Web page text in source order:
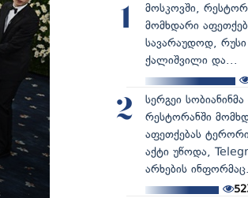
1
მოსკოვში,
მომხდარი
სავარაუდოდ,
ქალიშვილი და...
2
სერგეი
რესტორანში
აფეთქებას
აქტი უწოდა,
არხების